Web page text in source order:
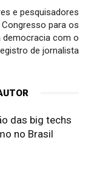
e pesquisadores
para os
democracia com o
de jornalista
das big techs
no Brasil